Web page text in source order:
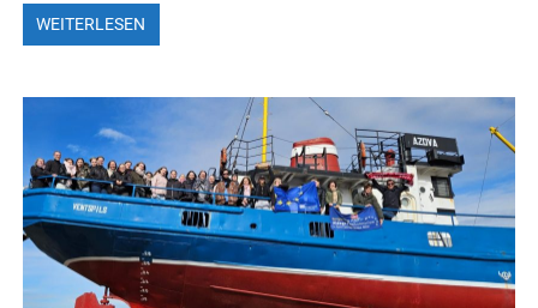
WEITERLESEN